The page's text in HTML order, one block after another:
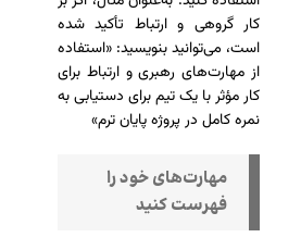
کار گروهی و ارتباط تأکید شده
است، می‌توانید بنویسید: «استفاده
از مهارت‌های رهبری و ارتباط برای
کار مؤثر با یک تیم برای دستیابی به
نمره کامل در پروژه پایان ترم»
مهارت‌های خود را
فهرست کنید